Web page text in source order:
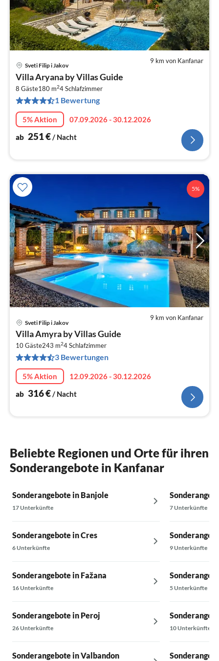
9 km von Kanfanar
Sveti Filip i Jakov
Villa Aryana by Villas Guide
8 Gäste180 m24Schlafzimmer
1 Bewertung
5% Aktion
07.09.2026 - 30.12.2026
ab 251€/ Nacht
5%
9 km von Kanfanar
Sveti Filip i Jakov
Villa Amyra by Villas Guide
10 Gäste243 m24Schlafzimmer
3 Bewertungen
5% Aktion
12.09.2026 - 30.12.2026
ab 316€/ Nacht
Beliebte Regionen und Orte für ihren
Sonderangebote in Kanfanar
Sonderangebote in Banjole
17 Unterkünfte
Sonderangebote in Cres
6 Unterkünfte
Sonderangebote in Fažana
16 Unterkünfte
Sonderangebote in Peroj
26 Unterkünfte
Sonderangebote in Valbandon
7 Unterkünfte
9 Unterkünfte
5 Unterkünfte
10 Unterkünfte